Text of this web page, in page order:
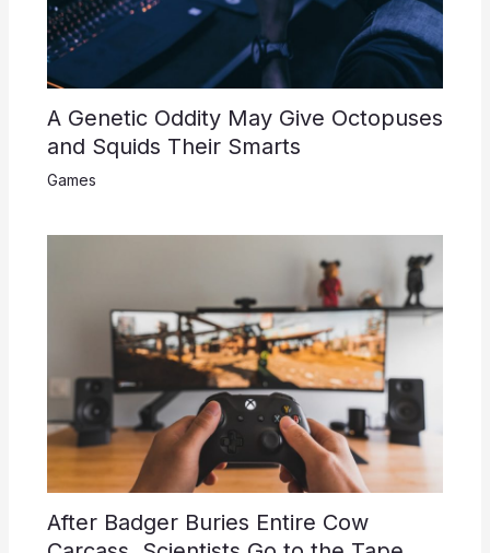
A Genetic Oddity May Give Octopuses
and Squids Their Smarts
Games
After Badger Buries Entire Cow